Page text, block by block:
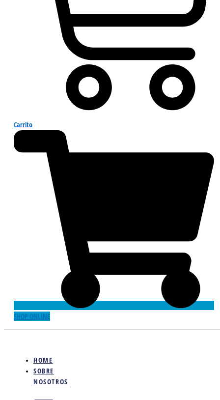
Carrito
SHOP ONLINE
HOME
SOBRE
NOSOTROS